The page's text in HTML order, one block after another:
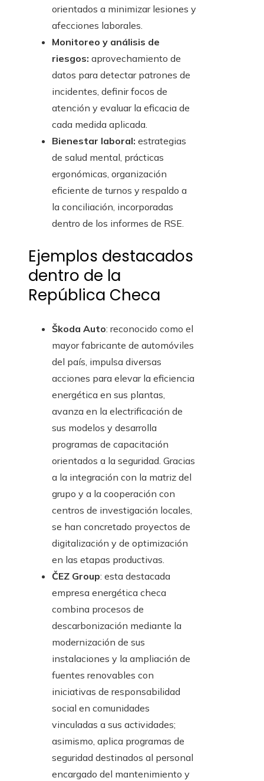
orientados a minimizar lesiones y
afecciones laborales.
Monitoreo y análisis de
riesgos: aprovechamiento de
datos para detectar patrones de
incidentes, definir focos de
atención y evaluar la eficacia de
cada medida aplicada.
Bienestar laboral: estrategias
de salud mental, prácticas
ergonómicas, organización
eficiente de turnos y respaldo a
la conciliación, incorporadas
dentro de los informes de RSE.
Ejemplos destacados
dentro de la
República Checa
Škoda Auto: reconocido como el
mayor fabricante de automóviles
del país, impulsa diversas
acciones para elevar la eficiencia
energética en sus plantas,
avanza en la electrificación de
sus modelos y desarrolla
programas de capacitación
orientados a la seguridad. Gracias
a la integración con la matriz del
grupo y a la cooperación con
centros de investigación locales,
se han concretado proyectos de
digitalización y de optimización
en las etapas productivas.
ČEZ Group: esta destacada
empresa energética checa
combina procesos de
descarbonización mediante la
modernización de sus
instalaciones y la ampliación de
fuentes renovables con
iniciativas de responsabilidad
social en comunidades
vinculadas a sus actividades;
asimismo, aplica programas de
seguridad destinados al personal
encargado del mantenimiento y